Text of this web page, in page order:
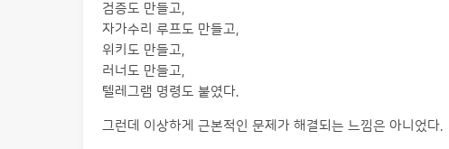
검증도 만들고,
자가수리 루프도 만들고,
위키도 만들고,
러너도 만들고,
텔레그램 명령도 붙였다.
그런데 이상하게 근본적인 문제가 해결되는 느낌은 아니었다.